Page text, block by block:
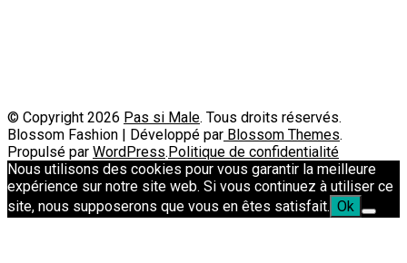
© Copyright 2026 Pas si Male. Tous droits réservés.
Blossom Fashion | Développé par Blossom Themes.
Propulsé par WordPress. Politique de confidentialité
Nous utilisons des cookies pour vous garantir la meilleure
expérience sur notre site web. Si vous continuez à utiliser ce
site, nous supposerons que vous en êtes satisfait. Ok